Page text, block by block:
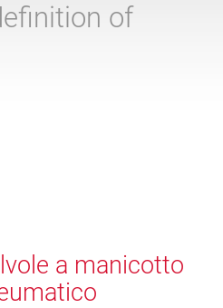
of
a manicotto